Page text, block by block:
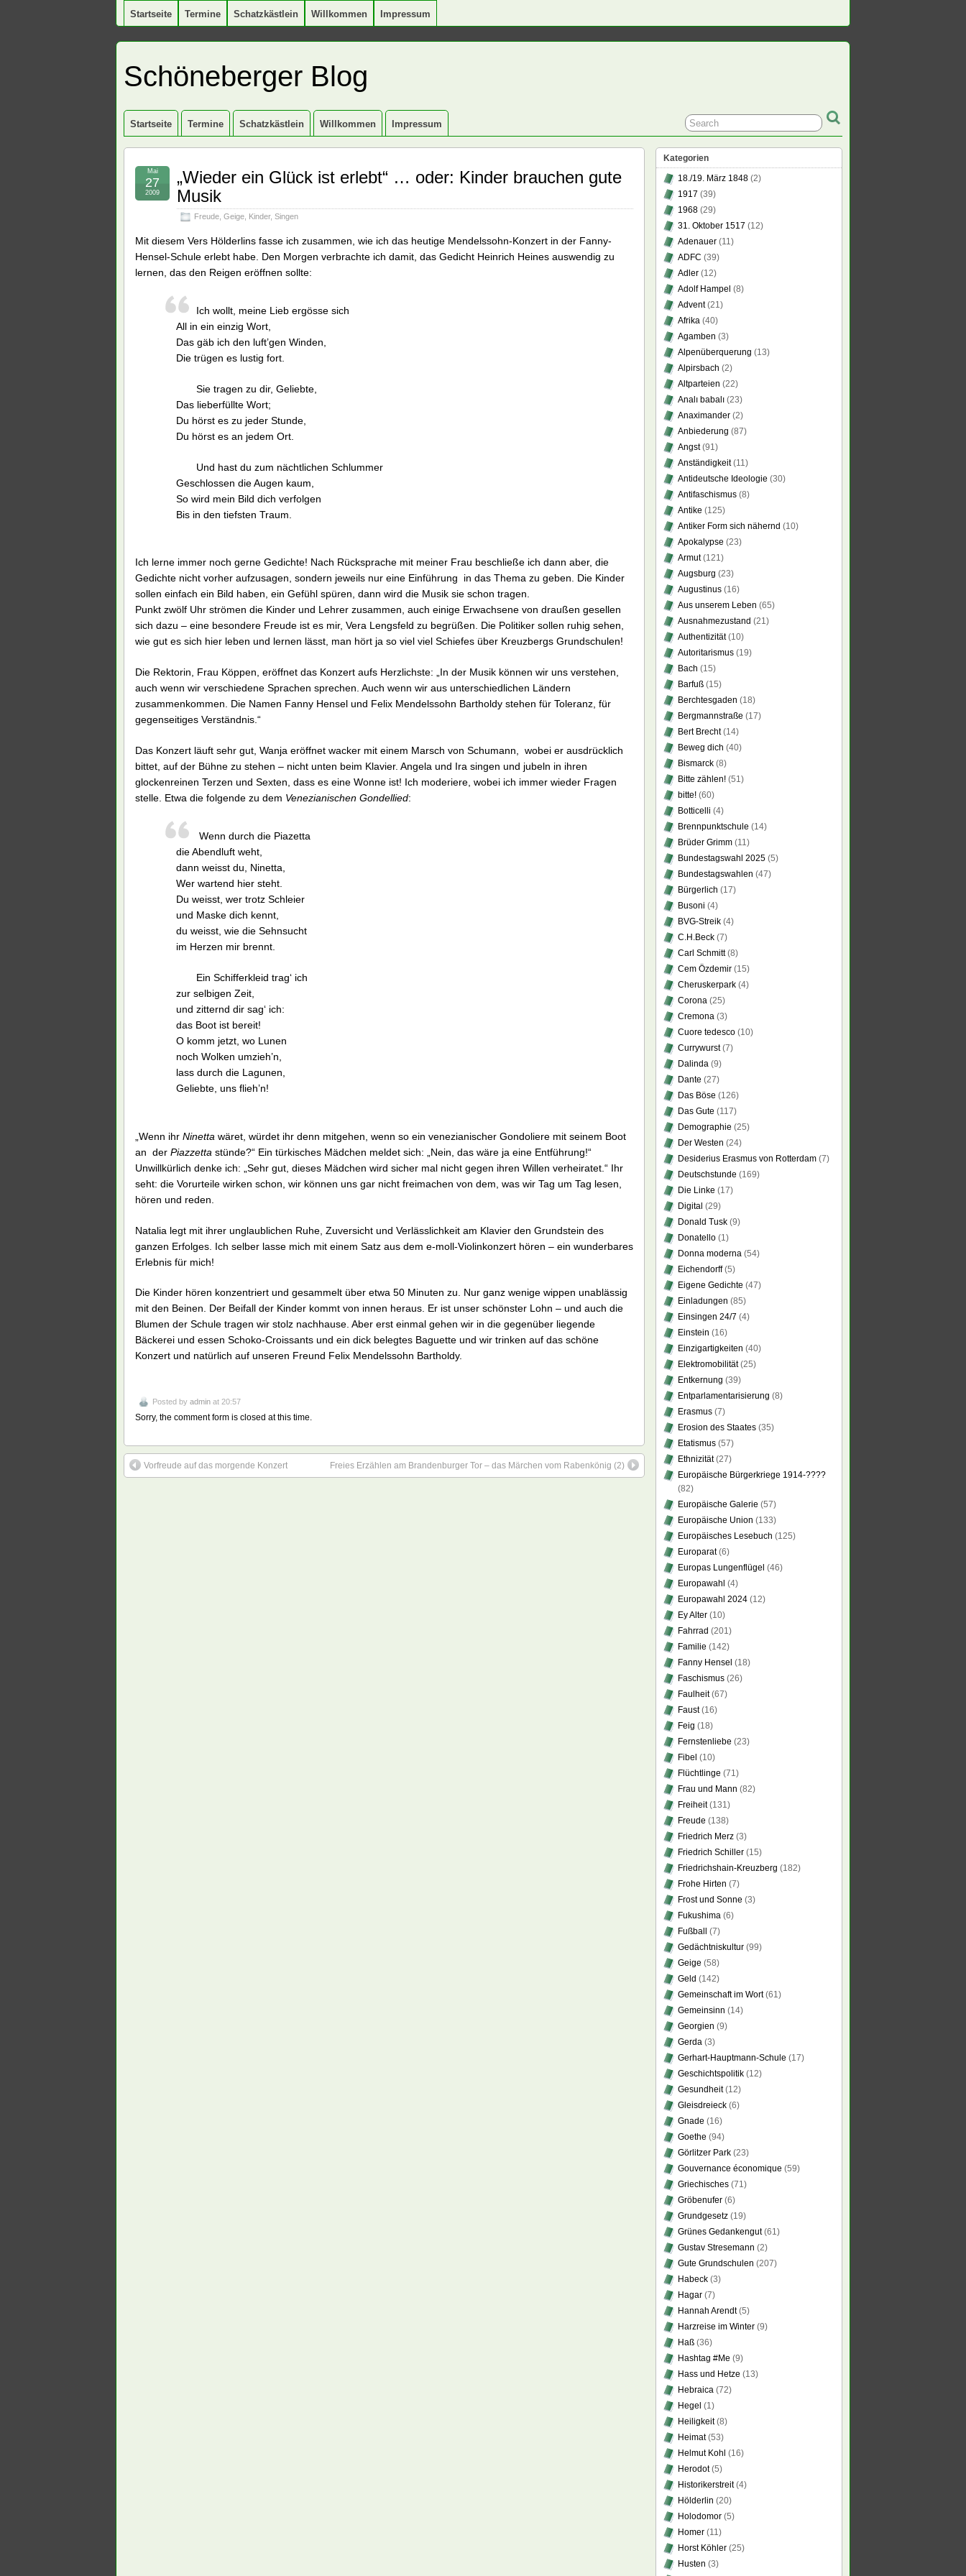
Startseite Termine Schatzkästlein Willkommen Impressum
Schöneberger Blog
Startseite Termine Schatzkästlein Willkommen Impressum
„Wieder ein Glück ist erlebt“ … oder: Kinder brauchen gute
Musik
Freude Geige Kinder, Singen
Mai
27
2009
Mit diesem Vers Hölderlins fasse ich zusammen, wie ich das heutige Mendelssohn-Konzert in der Fanny-
Hensel-Schule erlebt habe. Den Morgen verbrachte ich damit, das Gedicht Heinrich Heines auswendig zu
lernen, das den Reigen eröffnen sollte:
Ich wollt, meine Lieb ergösse sich
All in ein einzig Wort,
Das gäb ich den luft’gen Winden,
Die trügen es lustig fort.
Sie tragen zu dir, Geliebte,
Das lieberfüllte Wort;
Du hörst es zu jeder Stunde,
Du hörst es an jedem Ort.
Und hast du zum nächtlichen Schlummer
Geschlossen die Augen kaum,
So wird mein Bild dich verfolgen
Bis in den tiefsten Traum.
Ich lerne immer noch gerne Gedichte! Nach Rücksprache mit meiner Frau beschließe ich dann aber, die
Gedichte nicht vorher aufzusagen, sondern jeweils nur eine Einführung in das Thema zu geben. Die Kinder
sollen einfach ein Bild haben, ein Gefühl spüren, dann wird die Musik sie schon tragen.
Punkt zwölf Uhr strömen die Kinder und Lehrer zusammen, auch einige Erwachsene von draußen gesellen
sich dazu – eine besondere Freude ist es mir, Vera Lengsfeld zu begrüßen. Die Politiker sollen ruhig sehen,
wie gut es sich hier leben und lernen lässt, man hört ja so viel viel Schiefes über Kreuzbergs Grundschulen!
Die Rektorin, Frau Köppen, eröffnet das Konzert aufs Herzlichste: „In der Musik können wir uns verstehen,
auch wenn wir verschiedene Sprachen sprechen. Auch wenn wir aus unterschiedlichen Ländern
zusammenkommen. Die Namen Fanny Hensel und Felix Mendelssohn Bartholdy stehen für Toleranz, für
gegenseitiges Verständnis.“
Das Konzert läuft sehr gut, Wanja eröffnet wacker mit einem Marsch von Schumann, wobei er ausdrücklich
bittet, auf der Bühne zu stehen – nicht unten beim Klavier. Angela und Ira singen und jubeln in ihren
glockenreinen Terzen und Sexten, dass es eine Wonne ist! Ich moderiere, wobei ich immer wieder Fragen
stelle. Etwa die folgende zu dem Venezianischen Gondellied:
Wenn durch die Piazetta
die Abendluft weht,
dann weisst du, Ninetta,
Wer wartend hier steht.
Du weisst, wer trotz Schleier
und Maske dich kennt,
du weisst, wie die Sehnsucht
im Herzen mir brennt.
Ein Schifferkleid trag‘ ich
zur selbigen Zeit,
und zitternd dir sag‘ ich:
das Boot ist bereit!
O komm jetzt, wo Lunen
noch Wolken umzieh’n,
lass durch die Lagunen,
Geliebte, uns flieh’n!
„Wenn ihr Ninetta wäret, würdet ihr denn mitgehen, wenn so ein venezianischer Gondoliere mit seinem Boot
an der Piazzetta stünde?“ Ein türkisches Mädchen meldet sich: „Nein, das wäre ja eine Entführung!“
Unwillkürlich denke ich: „Sehr gut, dieses Mädchen wird sicher mal nicht gegen ihren Willen verheiratet.“ Ihr
seht: die Vorurteile wirken schon, wir können uns gar nicht freimachen von dem, was wir Tag um Tag lesen,
hören und reden.
Natalia legt mit ihrer unglaublichen Ruhe, Zuversicht und Verlässlichkeit am Klavier den Grundstein des
ganzen Erfolges. Ich selber lasse mich mit einem Satz aus dem e-moll-Violinkonzert hören – ein wunderbares
Erlebnis für mich!
Die Kinder hören konzentriert und gesammelt über etwa 50 Minuten zu. Nur ganz wenige wippen unablässig
mit den Beinen. Der Beifall der Kinder kommt von innen heraus. Er ist unser schönster Lohn – und auch die
Blumen der Schule tragen wir stolz nachhause. Aber erst einmal gehen wir in die gegenüber liegende
Bäckerei und essen Schoko-Croissants und ein dick belegtes Baguette und wir trinken auf das schöne
Konzert und natürlich auf unseren Freund Felix Mendelssohn Bartholdy.
Posted by admin at 20:57
Sorry, the comment form is closed at this time.
Vorfreude auf das morgende Konzert Freies Erzählen am Brandenburger Tor – das Märchen vom Rabenkönig (2)
Kategorien
18./19. März 1848 (2)
1917 (39)
1968 (29)
31. Oktober 1517 (12)
Adenauer (11)
ADFC (39)
Adler (12)
Adolf Hampel (8)
Advent(21)
Afrika (40)
Agamben (3)
Alpenüberquerung (13)
Alpirsbach (2)
Altparteien (22)
Analı babalı (23)
Anaximander (2)
Anbiederung (87)
Angst(91)
Anständigkeit(11)
Antideutsche Ideologie (30)
Antifaschismus (8)
Antike (125)
Antiker Form sich nähernd (10)
Apokalypse (23)
Armut(121)
Augsburg (23)
Augustinus (16)
Aus unserem Leben (65)
Ausnahmezustand (21)
Authentizität(10)
Autoritarismus (19)
Bach (15)
Barfuß (15)
Berchtesgaden (18)
Bergmannstraße (17)
Bert Brecht(14)
Beweg dich (40)
Bismarck (8)
Bitte zählen! (51)
bitte! (60)
Botticelli (4)
Brennpunktschule (14)
Brüder Grimm (11)
Bundestagswahl 2025 (5)
Bundestagswahlen (47)
Bürgerlich (17)
Busoni (4)
BVG-Streik (4)
C.H.Beck (7)
Carl Schmitt(8)
Cem Özdemir (15)
Cheruskerpark (4)
Corona (25)
Cremona (3)
Cuore tedesco (10)
Currywurst(7)
Dalinda (9)
Dante (27)
Das Böse (126)
Das Gute (117)
Demographie (25)
Der Westen (24)
Desiderius Erasmus von Rotterdam (7)
Deutschstunde (169)
Die Linke (17)
Digital (29)
Donald Tusk (9)
Donatello (1)
Donna moderna (54)
Eichendorff(5)
Eigene Gedichte (47)
Einladungen (85)
Einsingen 24/7 (4)
Einstein (16)
Einzigartigkeiten (40)
Elektromobilität(25)
Entkernung (39)
Entparlamentarisierung (8)
Erasmus (7)
Erosion des Staates (35)
Etatismus (57)
Ethnizität(27)
Europäische Bürgerkriege 1914-????
(82)
Europäische Galerie (57)
Europäische Union (133)
Europäisches Lesebuch (125)
Europarat(6)
Europas Lungenflügel (46)
Europawahl (4)
Europawahl 2024 (12)
Ey Alter (10)
Fahrrad (201)
Familie (142)
Fanny Hensel (18)
Faschismus (26)
Faulheit(67)
Faust(16)
Feig (18)
Fernstenliebe (23)
Fibel (10)
Flüchtlinge (71)
Frau und Mann (82)
Freiheit(131)
Freude (138)
Friedrich Merz (3)
Friedrich Schiller (15)
Friedrichshain-Kreuzberg (182)
Frohe Hirten (7)
Frost und Sonne (3)
Fukushima (6)
Fußball
(7)
Gedächtniskultur (99)
Geige (58)
Geld (142)
Gemeinschaft im Wort(61)
Gemeinsinn (14)
Georgien (9)
Gerda (3)
Gerhart-Hauptmann-Schule (17)
Geschichtspolitik (12)
Gesundheit(12)
Gleisdreieck (6)
Gnade (16)
Goethe (94)
Görlitzer Park (23)
Gouvernance économique (59)
Griechisches (71)
Gröbenufer (6)
Grundgesetz (19)
Grünes Gedankengut(61)
Gustav Stresemann (2)
Gute Grundschulen (207)
Habeck (3)
Hagar (7)
Hannah Arendt(5)
Harzreise im Winter (9)
Haß (36)
Hashtag #Me (9)
Hass und Hetze (13)
Hebraica (72)
Hegel (1)
Heiligkeit(8)
Heimat(53)
Helmut Kohl (16)
Herodot(5)
Historikerstreit(4)
Hölderlin (20)
Holodomor (5)
Homer (11)
Horst Köhler (25)
Husten (3)